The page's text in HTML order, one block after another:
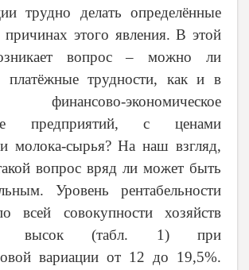
трудно делать определённые
этого явления. В этой
вопрос – можно ли
платёжные трудности, как и в
экономическое
предприятий, с ценами
молока-сырья? На наш взгляд,
вопрос вряд ли может быть
Уровень рентабельности
всей совокупности хозяйств
высок (табл. 1) при
вариации от 12 до 19,5%.